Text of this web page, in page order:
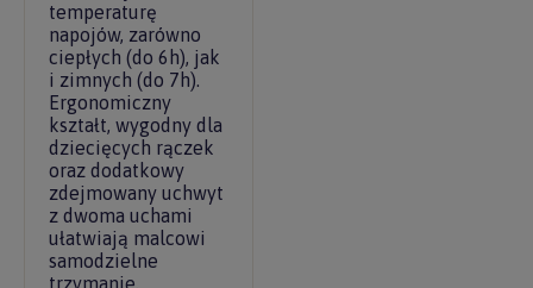
temperaturę
napojów, zarówno
ciepłych (do 6h), jak
i zimnych (do 7h).
Ergonomiczny
kształt, wygodny dla
dziecięcych rączek
oraz dodatkowy
zdejmowany uchwyt
z dwoma uchami
ułatwiają malcowi
samodzielne
trzymanie.